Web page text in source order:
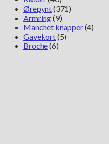
Ørepynt(371)
Armring(9)
Manchet knapper(4)
Gavekort(5)
Broche(6)